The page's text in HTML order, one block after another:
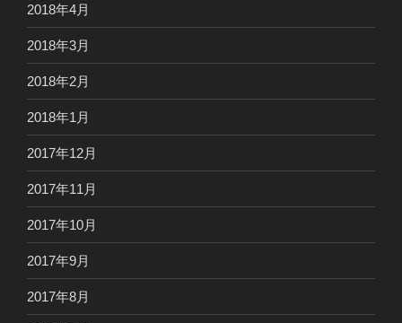
2018年4月
2018年3月
2018年2月
2018年1月
2017年12月
2017年11月
2017年10月
2017年9月
2017年8月